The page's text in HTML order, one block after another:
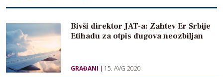
Bivši direktor JAT-a: Zahtev Er Srbije
Etihadu za otpis dugova neozbiljan
GRAĐANI 15. AVG 2020